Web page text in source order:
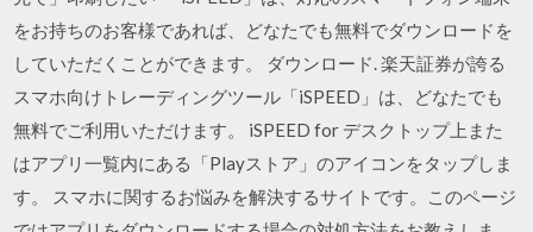
をお持ちのお客様であれば、どなたでも無料でダウンロードを
していただくことができます。 ダウンロード. 楽天証券が誇る
スマホ向けトレーディングツール「iSPEED」は、どなたでも
無料でご利用いただけます。 iSPEED for デスクトップ上また
はアプリ一覧内にある「Playストア」のアイコンをタップしま
す。 スマホに関するお悩みを解決するサイトです。このページ